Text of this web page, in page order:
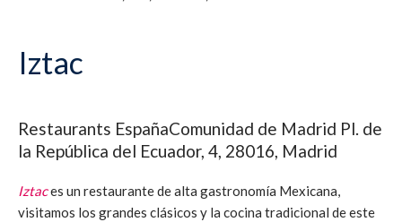
Iztac
Restaurants EspañaComunidad de Madrid Pl. de
la República del Ecuador, 4, 28016, Madrid
Iztaces un restaurante de alta gastronomía Mexicana,
visitamos los grandes clásicos y la cocina tradicional de este